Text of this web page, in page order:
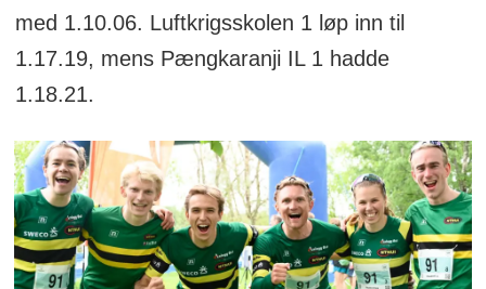
med 1.10.06. Luftkrigsskolen 1 løp inn til
1.17.19, mens Pængkaranji IL 1 hadde
1.18.21.